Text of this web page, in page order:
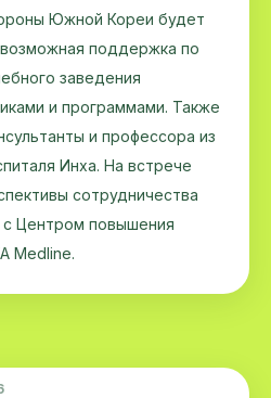
Южной Кореи будет
поддержка по
заведения
и программами. Также
и профессора из
Инха. На встрече
сотрудничества
с Центром повышения
Medline.